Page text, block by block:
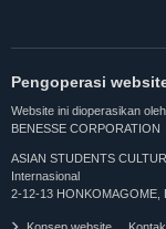
Pengoperasi
Website ini dioperasikan
BENESSE CORPORATION
ASIAN STUDENTS
Internasional
2-12-13 HONKOMAGOME,